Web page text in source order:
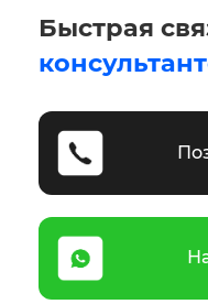
Быстрая